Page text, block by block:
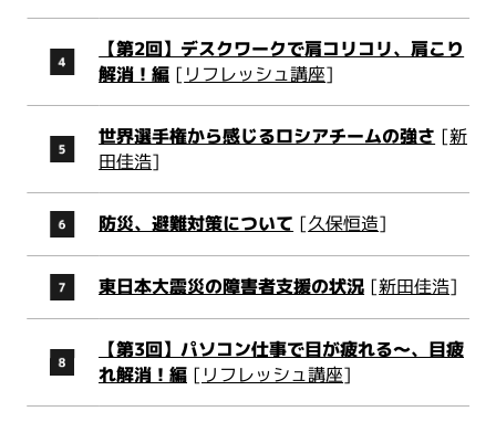
【第2回】デスクワークで肩コリコリ、肩こり
解消！編 [リフレッシュ講座]
世界選手権から感じるロシアチームの強さ [新
田佳浩]
防災、避難対策について [久保恒造]
東日本大震災の障害者支援の状況 [新田佳浩]
【第3回】パソコン仕事で目が疲れる～、目疲
れ解消！編 [リフレッシュ講座]